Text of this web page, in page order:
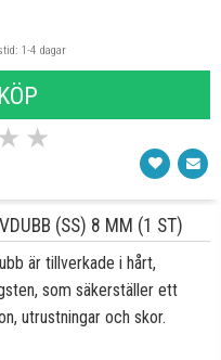
1-4 dagar
KÖP
★
(SS) 8 MM (1 ST)
är tillverkade i hårt,
som säkerställer ett
utrustningar och skor.